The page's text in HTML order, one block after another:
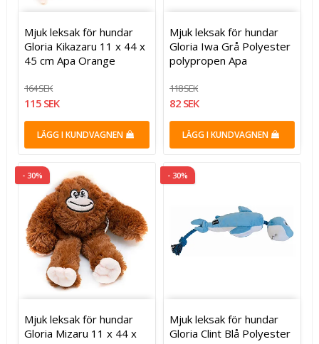
Mjuk leksak för hundar
Gloria Kikazaru 11 x 44 x
45 cm Apa Orange
164 SEK
115 SEK
LÄGG I KUNDVAGNEN
Mjuk leksak för hundar
Gloria Iwa Grå Polyester
polypropen Apa
118 SEK
82 SEK
LÄGG I KUNDVAGNEN
- 30%
Mjuk leksak för hundar
Gloria Mizaru 11 x 44 x
- 30%
Mjuk leksak för hundar
Gloria Clint Blå Polyester